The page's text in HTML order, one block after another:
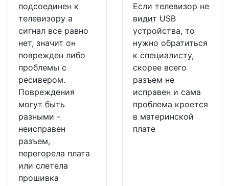
подсоединен к
телевизору а
сигнал все равно
нет, значит он
поврежден либо
проблемы с
ресивером.
Повреждения
могут быть
разными -
неисправен
разъем,
перегорела плата
или слетела
прошивка
Если телевизор не
видит USB
устройства, то
нужно обратиться
к специалисту,
скорее всего
разъем не
исправен и сама
проблема кроется
в материнской
плате